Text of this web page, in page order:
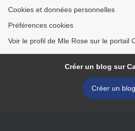
Cookies et données personnelles
Préférences cookies
Voir le profil de Mle Rose sur le portail
Créer un blog sur
Créer un blog